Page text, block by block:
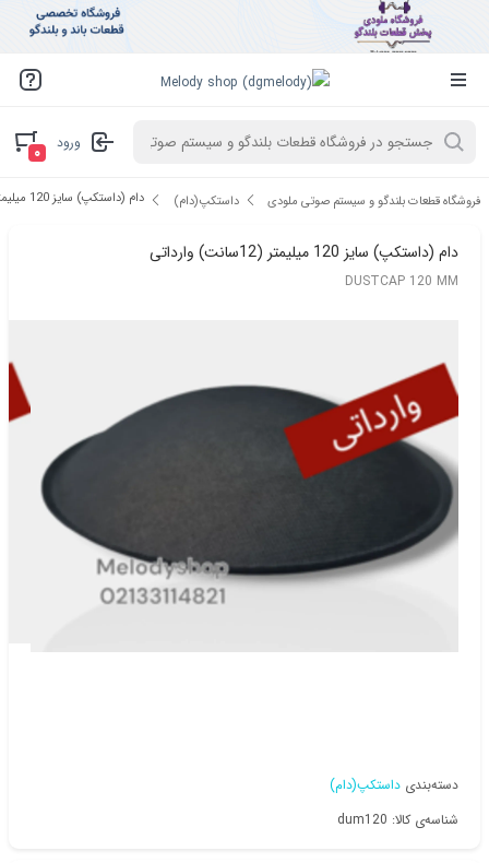
ورود ۰
فروشگاه قطعات بلندگو و سیستم صوتی ملودی داستکپ(دام) دام (داستکپ) سایز 120 میلیمتر (12سانت) وارداتی
دام (داستکپ) سایز 120 میلیمتر (12سانت) وارداتی
DUSTCAP 120 MM
دسته‌بندی داستکپ(دام)
شناسه‌ی کالا: dum120